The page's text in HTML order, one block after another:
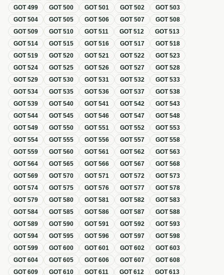
GOT499 GOT500 GOT501 GOT502 GOT503
GOT504 GOT505 GOT506 GOT507 GOT508
GOT509 GOT510 GOT511 GOT512 GOT513
GOT514 GOT515 GOT516 GOT517 GOT518
GOT519 GOT520 GOT521 GOT522 GOT523
GOT524 GOT525 GOT526 GOT527 GOT528
GOT529 GOT530 GOT531 GOT532 GOT533
GOT534 GOT535 GOT536 GOT537 GOT538
GOT539 GOT540 GOT541 GOT542 GOT543
GOT544 GOT545 GOT546 GOT547 GOT548
GOT549 GOT550 GOT551 GOT552 GOT553
GOT554 GOT555 GOT556 GOT557 GOT558
GOT559 GOT560 GOT561 GOT562 GOT563
GOT564 GOT565 GOT566 GOT567 GOT568
GOT569 GOT570 GOT571 GOT572 GOT573
GOT574 GOT575 GOT576 GOT577 GOT578
GOT579 GOT580 GOT581 GOT582 GOT583
GOT584 GOT585 GOT586 GOT587 GOT588
GOT589 GOT590 GOT591 GOT592 GOT593
GOT594 GOT595 GOT596 GOT597 GOT598
GOT599 GOT600 GOT601 GOT602 GOT603
GOT604 GOT605 GOT606 GOT607 GOT608
GOT609 GOT610 GOT611 GOT612 GOT613